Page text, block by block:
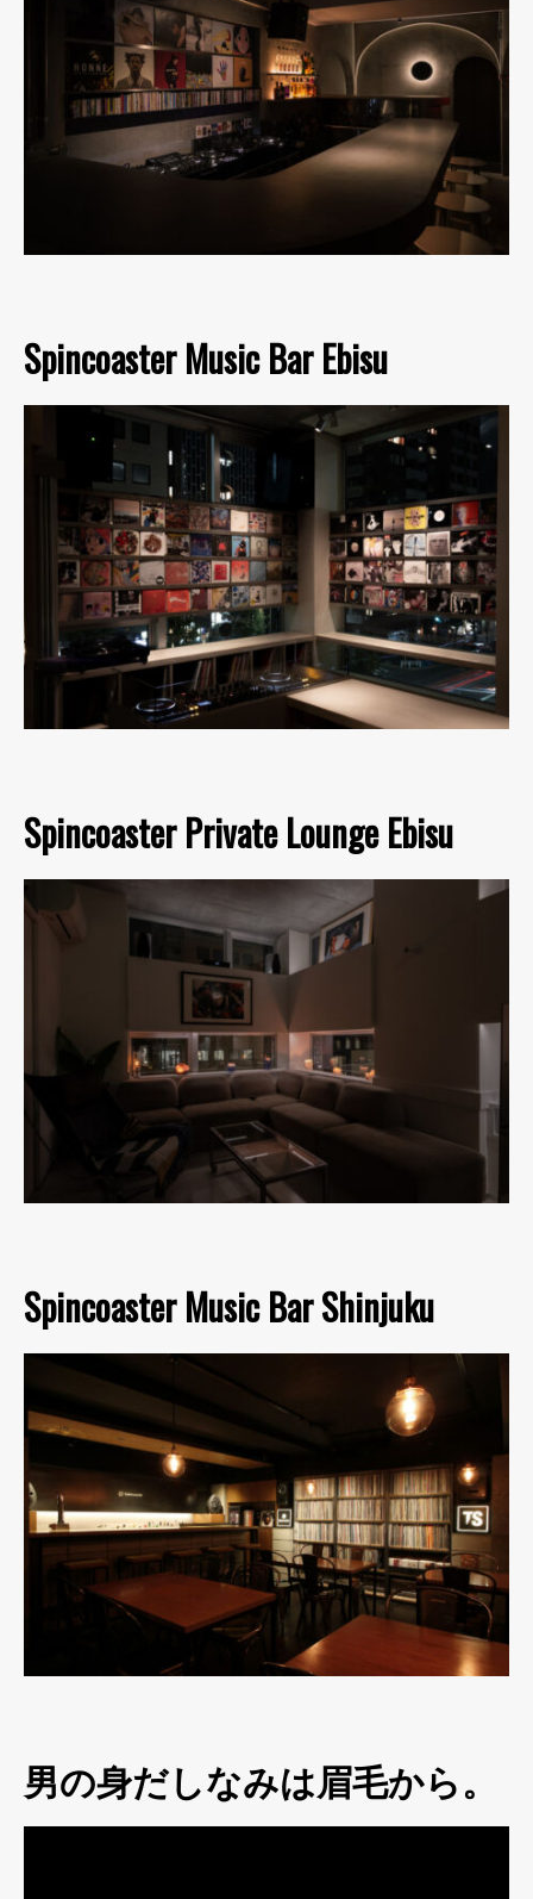
Spincoaster Music Bar Ebisu
Spincoaster Private Lounge Ebisu
Spincoaster Music Bar Shinjuku
男の身だしなみは眉毛から。